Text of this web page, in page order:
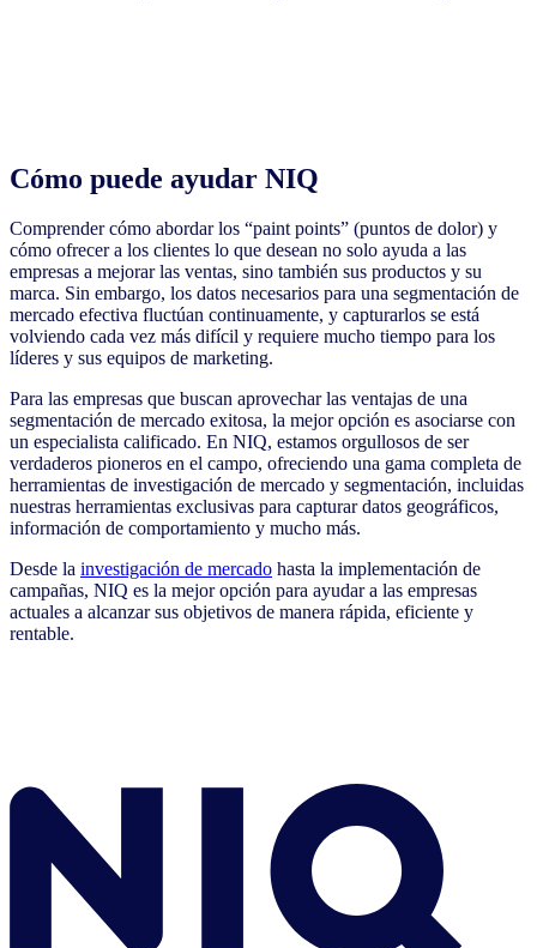
Cómo puede ayudar NIQ
Comprender cómo abordar los “paint points” (puntos de dolor) y
cómo ofrecer a los clientes lo que desean no solo ayuda a las
empresas a mejorar las ventas, sino también sus productos y su
marca. Sin embargo, los datos necesarios para una segmentación de
mercado efectiva fluctúan continuamente, y capturarlos se está
volviendo cada vez más difícil y requiere mucho tiempo para los
líderes y sus equipos de marketing.
Para las empresas que buscan aprovechar las ventajas de una
segmentación de mercado exitosa, la mejor opción es asociarse con
un especialista calificado. En NIQ, estamos orgullosos de ser
verdaderos pioneros en el campo, ofreciendo una gama completa de
herramientas de investigación de mercado y segmentación, incluidas
nuestras herramientas exclusivas para capturar datos geográficos,
información de comportamiento y mucho más.
Desde la investigación de mercado hasta la implementación de
campañas, NIQ es la mejor opción para ayudar a las empresas
actuales a alcanzar sus objetivos de manera rápida, eficiente y
rentable.